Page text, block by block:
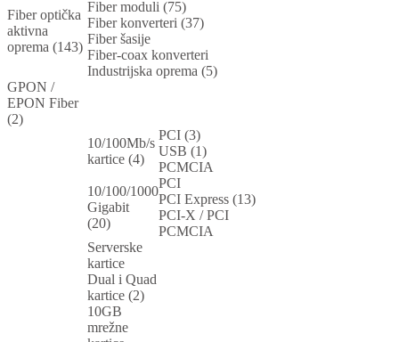
Fiber optička
aktivna
oprema (143)
Fiber moduli (75)
Fiber konverteri (37)
Fiber šasije
Fiber-coax konverteri
Industrijska oprema (5)
GPON /
EPON Fiber
(2)
10/100Mb/s
kartice (4)
PCI (3)
USB (1)
PCMCIA
10/100/1000
Gigabit
(20)
PCI
PCI Express (13)
PCI-X / PCI
PCMCIA
Serverske
kartice
Dual i Quad
kartice (2)
10GB
mrežne